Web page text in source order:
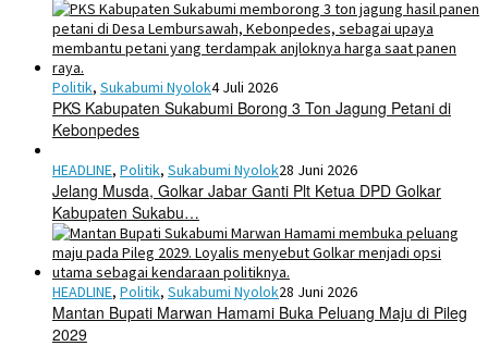
Politik, Sukabumi Nyolok4 Juli 2026
PKS Kabupaten Sukabumi Borong 3 Ton Jagung Petani di
Kebonpedes
HEADLINE, Politik, Sukabumi Nyolok28 Juni 2026
Jelang Musda, Golkar Jabar Ganti Plt Ketua DPD Golkar
Kabupaten Sukabu…
HEADLINE, Politik, Sukabumi Nyolok28 Juni 2026
Mantan Bupati Marwan Hamami Buka Peluang Maju di Pileg
2029